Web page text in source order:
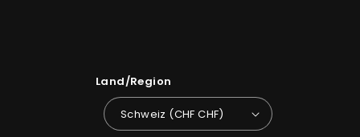
Land/Region
Schweiz (CHF CHF)